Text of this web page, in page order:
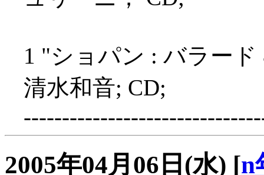
1 "ショパン : バラー
清水和音; CD;
2005年04月06日(水) [n